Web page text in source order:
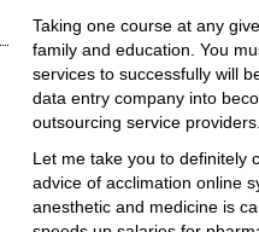
Taking one course at any
family and education. You
services to successfully will
data entry company into
outsourcing service
Let me take you to
advice of acclimation online
anesthetic and medicine is